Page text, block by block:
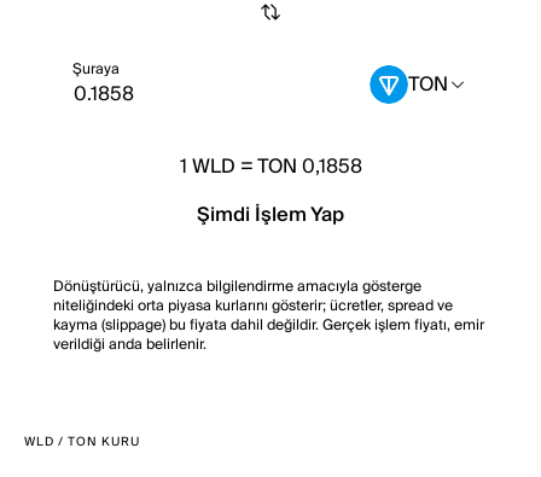
Şuraya TON
1WLD =TON 0,1858
Şimdi İşlem Yap
Dönüştürücü, yalnızca bilgilendirme amacıyla gösterge
niteliğindeki orta piyasa kurlarını gösterir; ücretler, spread ve
kayma (slippage) bu fiyata dahil değildir. Gerçek işlem fiyatı, emir
verildiği anda belirlenir.
WLD / TON KURU